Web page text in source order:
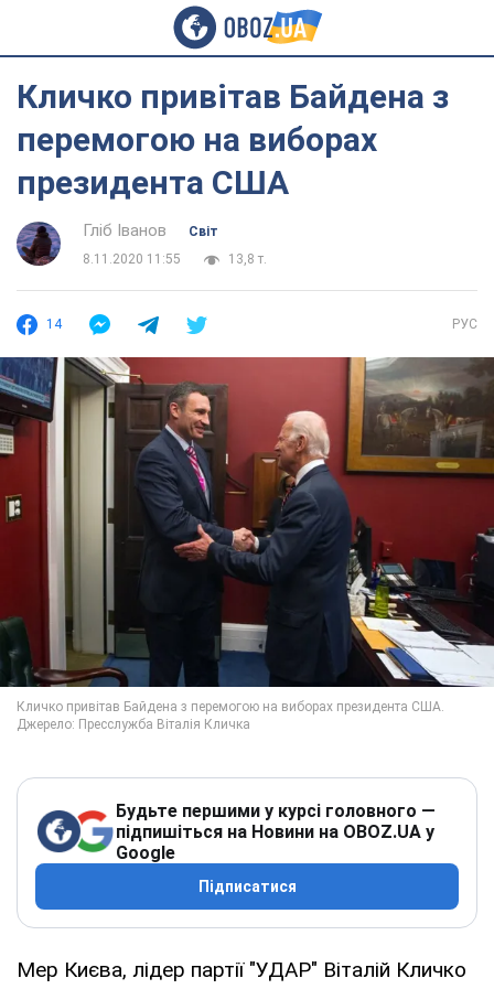
Кличко привітав Байдена з
перемогою на виборах
президента США
Гліб Іванов
Світ
8.11.2020 11:55
13,8 т.
14 РУС
Будьте першими у курсі головного —
підпишіться на Новини на OBOZ.UA у
Google
Підписатися
Мер Києва, лідер партії "УДАР" Віталій Кличко